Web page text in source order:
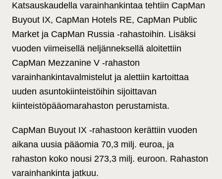
Katsauskaudella varainhankintaa tehtiin CapMan
Buyout IX, CapMan Hotels RE, CapMan Public
Market ja CapMan Russia -rahastoihin. Lisäksi
vuoden viimeisellä neljänneksellä aloitettiin
CapMan Mezzanine V -rahaston
varainhankintavalmistelut ja alettiin kartoittaa
uuden asuntokiinteistöihin sijoittavan
kiinteistöpääomarahaston perustamista.
CapMan Buyout IX -rahastoon kerättiin vuoden
aikana uusia pääomia 70,3 milj. euroa, ja
rahaston koko nousi 273,3 milj. euroon. Rahaston
varainhankinta jatkuu.